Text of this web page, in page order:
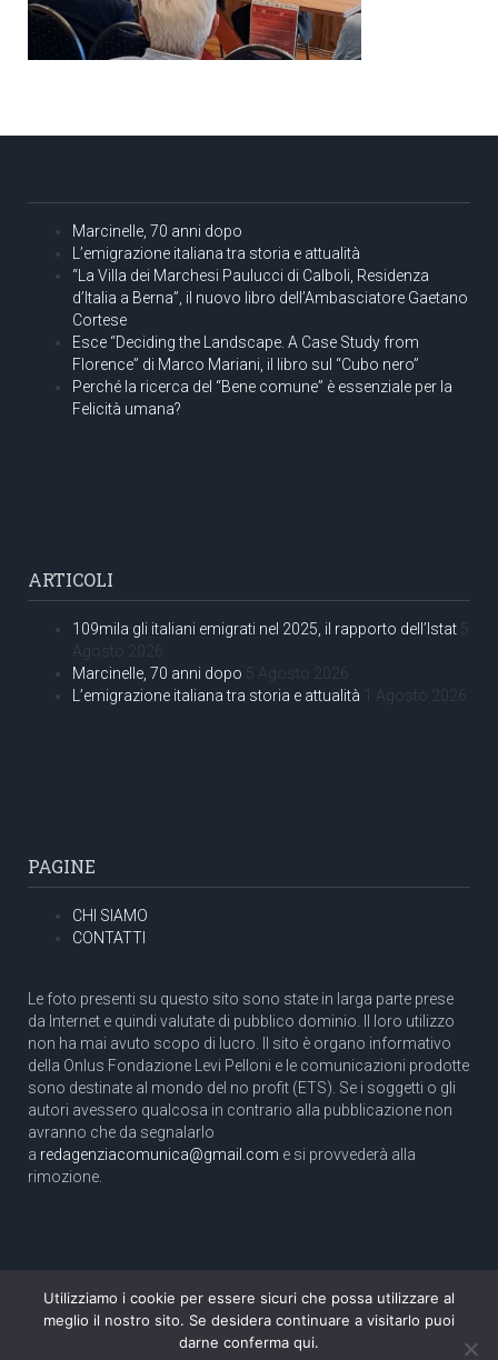
Marcinelle, 70 anni dopo
L’emigrazione italiana tra storia e attualità
“La Villa dei Marchesi Paulucci di Calboli, Residenza
d’Italia a Berna”, il nuovo libro dell’Ambasciatore Gaetano
Cortese
Esce “Deciding the Landscape. A Case Study from
Florence” di Marco Mariani, il libro sul “Cubo nero”
Perché la ricerca del “Bene comune” è essenziale per la
Felicità umana?
ARTICOLI
109mila gli italiani emigrati nel 2025, il rapporto dell’Istat 5
Agosto 2026
Marcinelle, 70 anni dopo 5 Agosto 2026
L’emigrazione italiana tra storia e attualità 1 Agosto 2026
PAGINE
CHI SIAMO
CONTATTI
Le foto presenti su questo sito sono state in larga parte prese
da Internet e quindi valutate di pubblico dominio. Il loro utilizzo
non ha mai avuto scopo di lucro. Il sito è organo informativo
della Onlus Fondazione Levi Pelloni e le comunicazioni prodotte
sono destinate al mondo del no profit (ETS). Se i soggetti o gli
autori avessero qualcosa in contrario alla pubblicazione non
avranno che da segnalarlo
a redagenziacomunica@gmail.com e si provvederà alla
rimozione.
Copyright 2003 com.unica - Tutti i diritti riservati
Aut. Tribunale di Roma N. 466/2003 dell'11/11/2003
Utilizziamo i cookie per essere sicuri che possa utilizzare al
meglio il nostro sito. Se desidera continuare a visitarlo puoi
darne conferma qui.